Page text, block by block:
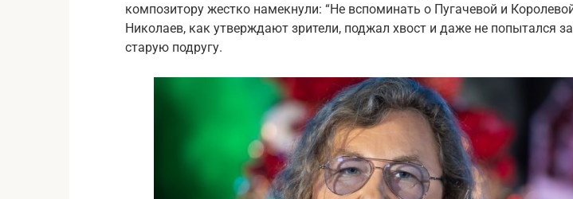
композитору жестко намекнули: “Не вспоминать о Пугачевой и
Николаев, как утверждают зрители, поджал хвост и даже не попытался
старую подругу.